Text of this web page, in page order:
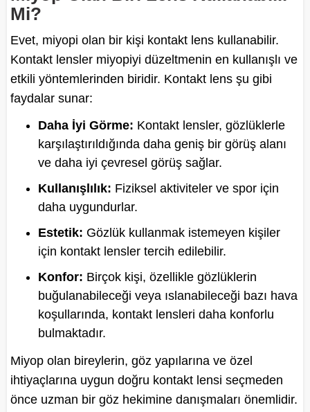
Mi?
Evet, miyopi olan bir kişi kontakt lens kullanabilir.
Kontakt lensler miyopiyi düzeltmenin en kullanışlı ve
etkili yöntemlerinden biridir. Kontakt lens şu gibi
faydalar sunar:
Daha İyi Görme: Kontakt lensler, gözlüklerle
karşılaştırıldığında daha geniş bir görüş alanı
ve daha iyi çevresel görüş sağlar.
Kullanışlılık: Fiziksel aktiviteler ve spor için
daha uygundurlar.
Estetik: Gözlük kullanmak istemeyen kişiler
için kontakt lensler tercih edilebilir.
Konfor: Birçok kişi, özellikle gözlüklerin
buğulanabileceği veya ıslanabileceği bazı hava
koşullarında, kontakt lensleri daha konforlu
bulmaktadır.
Miyop olan bireylerin, göz yapılarına ve özel
ihtiyaçlarına uygun doğru kontakt lensi seçmeden
önce uzman bir göz hekimine danışmaları önemlidir.